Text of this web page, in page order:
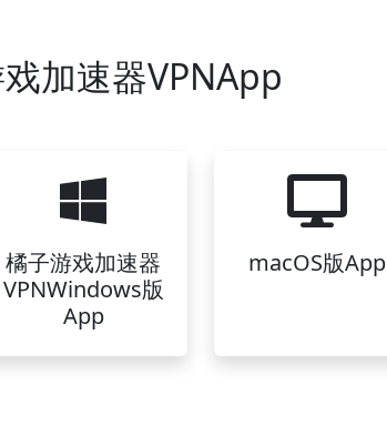
加速器VPNApp
橘子游戏加速器
VPNWindows版
App
macOS版App